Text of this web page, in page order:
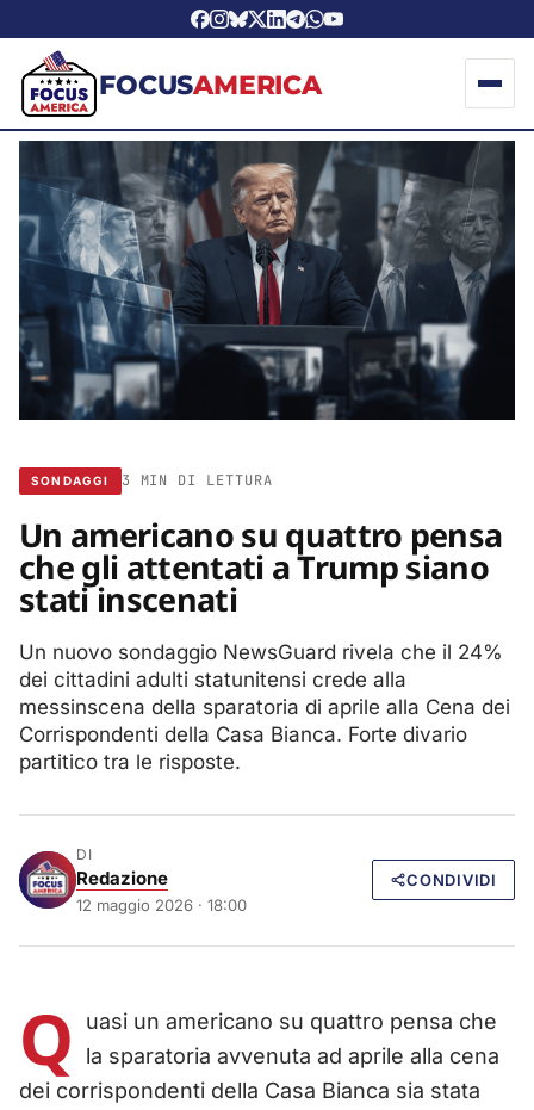
FOCUSAMERICA
SONDAGGI 3 MIN DI LETTURA
Un americano su quattro pensa
che gli attentati a Trump siano
stati inscenati
Un nuovo sondaggio NewsGuard rivela che il 24%
dei cittadini adulti statunitensi crede alla
messinscena della sparatoria di aprile alla Cena dei
Corrispondenti della Casa Bianca. Forte divario
partitico tra le risposte.
DI
Redazione
12 maggio 2026 · 18:00
CONDIVIDI
Q
uasi un americano su quattro pensa che
la sparatoria avvenuta ad aprile alla cena
dei corrispondenti della Casa Bianca sia stata